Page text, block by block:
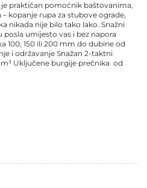
praktičan pomoćnik baštovanima,
kopanje rupa za stubove ograde,
nikada nije bilo tako lako. Snažni
umijesto vas i bez napora
100, 150 ili 200 mm do dubine od
i održavanje Snažan 2-taktni
Uključene burgije prečnika od